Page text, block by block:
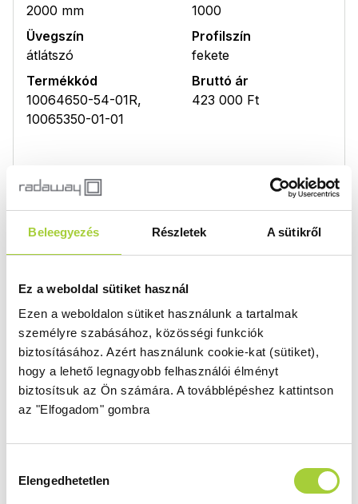
Beleegyezés Részletek A sütikről
Ez a weboldal sütiket használ
Ezen a weboldalon sütiket használunk a tartalmak
személyre szabásához, közösségi funkciók
biztosításához. Azért használunk cookie-kat (sütiket),
hogy a lehető legnagyobb felhasználói élményt
biztosítsuk az Ön számára. A továbblépéshez kattintson
az "Elfogadom" gombra
kiválasztása
Elengedhetetlen
2000 mm
1000
Üvegszín
átlátszó
Profilszín
fekete
Termékkód
10064650-54-01R,
10065350-01-01
Bruttó ár
423 000 Ft
DWS B 100 (ajtó 65 cm, fixfal 35 cm)
Termékkód
10064650-54-01L,
10065350-01-01
423 000 Ft
DWS B 110 (ajtó 85 cm, fixfal 25 cm)
Magasság
átlátszó